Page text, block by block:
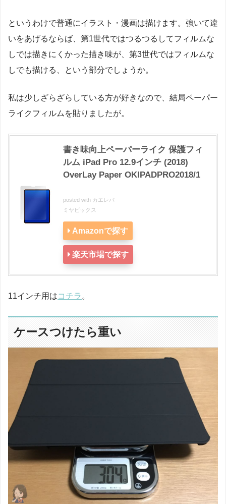
というわけで普通にイラスト・漫画は描けます。強いて違
いをあげるならば、第1世代ではつるつるしてフィルムな
しでは描きにくかった描き味が、第3世代ではフィルムな
しでも描ける、という部分でしょうか。
私は少しざらざらしている方が好きなので、結局ペーパー
ライクフィルムを貼りましたが。
書き味向上ペーパーライク 保護フィ
ルム iPad Pro 12.9インチ (2018)
OverLay Paper OKIPADPRO2018/1
posted with カエレバ
ミヤビックス
Amazonで探す
楽天市場で探す
11インチ用はコチラ 。
ケースつけたら重い